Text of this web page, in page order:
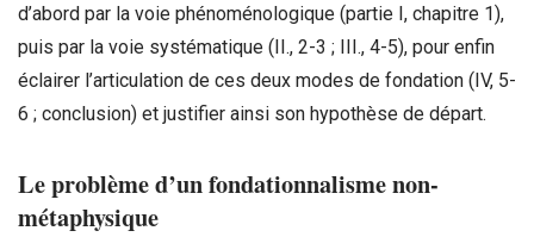
d’abord par la voie phénoménologique (partie I, chapitre 1),
puis par la voie systématique (II., 2-3 ; III., 4-5), pour enfin
éclairer l’articulation de ces deux modes de fondation (IV, 5-
6 ; conclusion) et justifier ainsi son hypothèse de départ.
Le problème d’un fondationnalisme non-
métaphysique